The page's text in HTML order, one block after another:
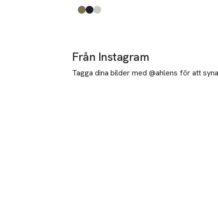
Produkten finns i färgerna:
Kalamata
Jl Navy
Moonbeam
Från Instagram
Tagga dina bilder med @ahlens för att